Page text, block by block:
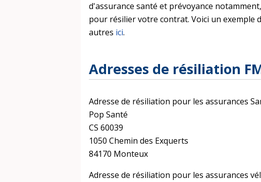
d'assurance santé et prévoyance
pour résilier votre contrat. Voici un exemple
autres ici.
Adresses de résiliation
Adresse de résiliation pour les assurances
Pop Santé
CS 60039
1050 Chemin des Exquerts
84170 Monteux
Adresse de résiliation pour les assurances